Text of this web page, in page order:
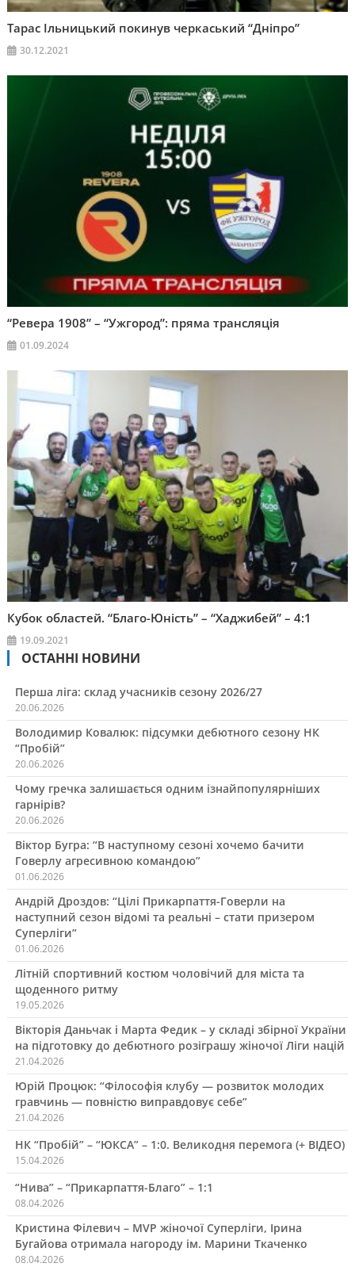
Тарас Ільницький покинув черкаський “Дніпро”
30.12.2021
“Ревера 1908” – “Ужгород”: пряма трансляція
01.09.2024
Кубок областей. “Благо-Юність” – “Хаджибей” – 4:1
19.09.2021
ОСТАННІ НОВИНИ
Перша ліга: склад учасників сезону 2026/27
20.06.2026
Володимир Ковалюк: підсумки дебютного сезону НК
“Пробій”
20.06.2026
Чому гречка залишається одним ізнайпопулярніших
гарнірів?
20.06.2026
Віктор Бугра: “В наступному сезоні хочемо бачити
Говерлу агресивною командою”
01.06.2026
Андрій Дроздов: “Цілі Прикарпаття-Говерли на
наступний сезон відомі та реальні – стати призером
Суперліги”
01.06.2026
Літній спортивний костюм чоловічий для міста та
щоденного ритму
19.05.2026
Вікторія Даньчак і Марта Федик – у складі збірної України
на підготовку до дебютного розіграшу жіночої Ліги націй
21.04.2026
Юрій Процюк: “Філософія клубу — розвиток молодих
гравчинь — повністю виправдовує себе”
21.04.2026
НК “Пробій” – “ЮКСА” – 1:0. Великодня перемога (+ ВІДЕО)
15.04.2026
“Нива” – “Прикарпаття-Благо” – 1:1
08.04.2026
Кристина Філевич – MVP жіночої Суперліги, Ірина
Бугайова отримала нагороду ім. Марини Ткаченко
08.04.2026